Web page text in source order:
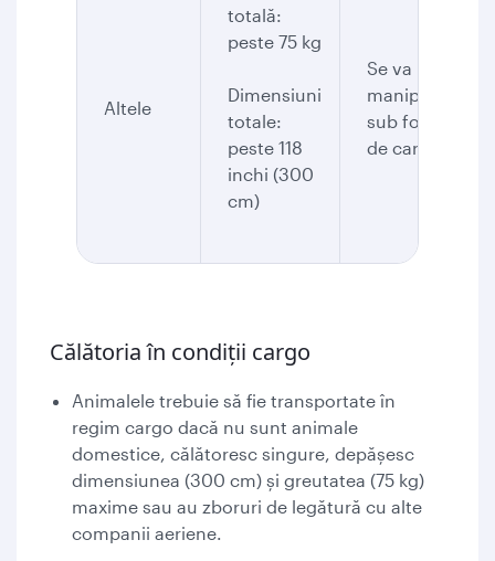
Altele
totală:
peste 75 kg
Dimensiuni
totale:
peste 118
inchi (300
cm)
Se va
manipula
sub formă
de cargo
Călătoria în condiții cargo
Animalele trebuie să fie transportate în
regim cargo dacă nu sunt animale
domestice, călătoresc singure, depășesc
dimensiunea (300 cm) și greutatea (75 kg)
maxime sau au zboruri de legătură cu alte
companii aeriene.